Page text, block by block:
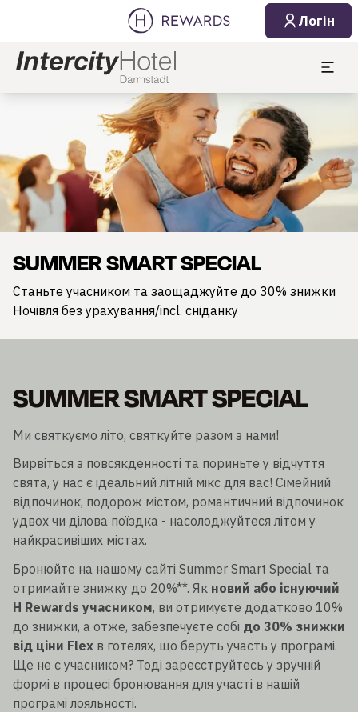
Логін
SUMMER SMART SPECIAL
Станьте учасником та заощаджуйте до 30% знижки
Ночівля без урахування/incl. сніданку
SUMMER SMART SPECIAL
Ми святкуємо літо, святкуйте разом з нами!
Вирвіться з повсякденності та пориньте у відчуття
свята, у нас є ідеальний літній мікс для вас! Сімейний
відпочинок, подорож містом, романтичний відпочинок
удвох чи ділова поїздка - насолоджуйтеся літом у
найкрасивіших містах.
Бронюйте на нашому сайті Summer Smart Special та
отримайте знижку до 20%**. Як новий або існуючий
H Rewards учасником, ви отримуєте додатково 10%
до знижки, а отже, забезпечуєте собі до 30% знижки
від ціни Flex в готелях, що беруть участь у програмі.
Ще не є учасником? Тоді зареєструйтесь у зручній
формі в процесі бронювання для участі в нашій
програмі лояльності.